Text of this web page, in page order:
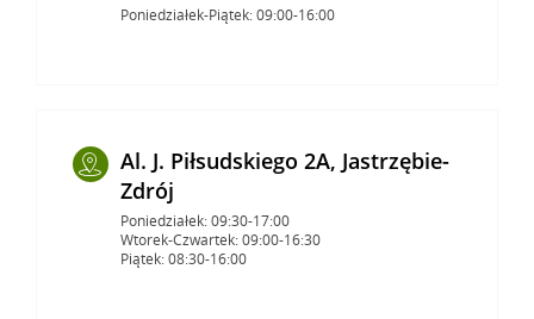
Poniedziałek-Piątek: 09:00-16:00
Al. J. Piłsudskiego 2A, Jastrzębie-
Zdrój
Poniedziałek: 09:30-17:00
Wtorek-Czwartek: 09:00-16:30
Piątek: 08:30-16:00